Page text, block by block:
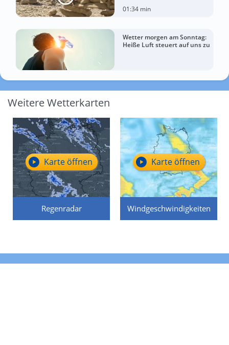
01:34 min
Wetter morgen am Sonntag:
Heiße Luft steuert auf uns zu
Weitere Wetterkarten
Regenradar
Karte öffnen
Windgeschwindigkeiten
Karte öffnen